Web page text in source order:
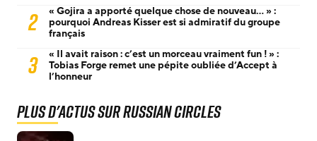
2
« Gojira a apporté quelque chose de nouveau… » :
pourquoi Andreas Kisser est si admiratif du groupe
français
3
« Il avait raison : c’est un morceau vraiment fun ! » :
Tobias Forge remet une pépite oubliée d’Accept à
l’honneur
Plus d'actus sur Russian Circles